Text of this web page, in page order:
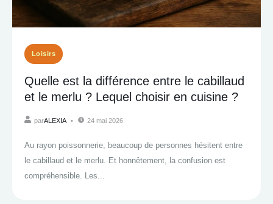
Loisirs
Quelle est la différence entre le cabillaud
et le merlu ? Lequel choisir en cuisine ?
parALEXIA 24 mai 2026
Au rayon poissonnerie, beaucoup de personnes hésitent entre
le cabillaud et le merlu. Et honnêtement, la confusion est
compréhensible. Les...